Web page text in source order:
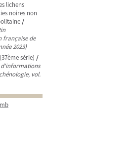
lichens
noires non
/
française de
2023)
série) /
vol.